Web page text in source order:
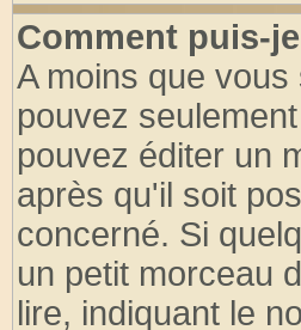
Comment puis-
A moins que
pouvez
pouvez éditer un
après qu'il soit
concerné. Si
un petit morceau
lire, indiquant le